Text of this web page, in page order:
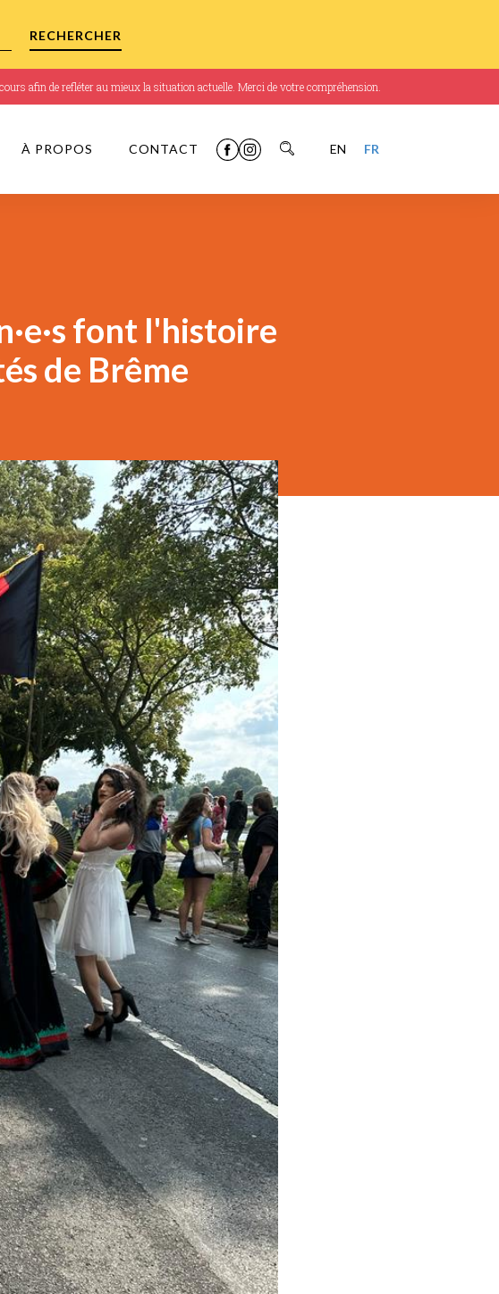
afin de refléter au mieux la situation actuelle. Merci de votre compréhension.
À PROPOS CONTACT EN FR
font l'histoire
de Brême